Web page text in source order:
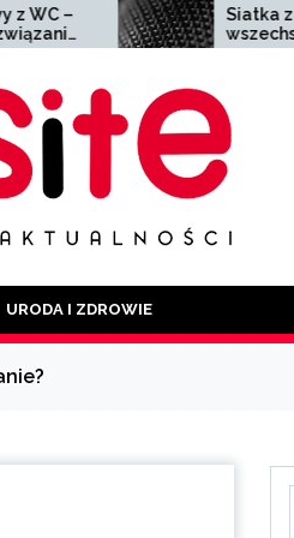
Siatka zgrzewana –
wszechstronny materiał o
szerokim zastosowaniu
URODA I ZDROWIE